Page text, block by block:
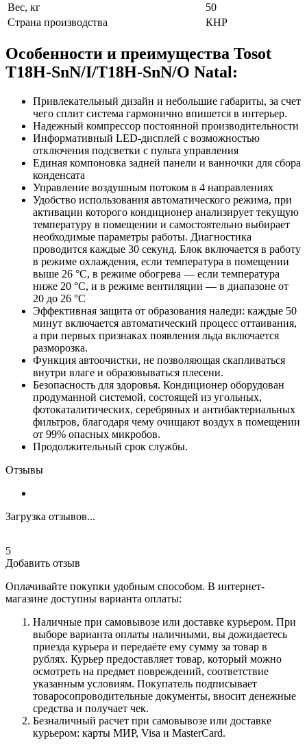
Вес, кг
50
Страна производства
КНР
Особенности и преимущества Tosot
T18H-SnN/I/T18H-SnN/O Natal:
Привлекательный дизайн и небольшие габариты, за счет
чего сплит система гармонично впишется в интерьер.
Надежный компрессор постоянной производительности
Информативный LED-дисплей с возможностью
отключения подсветки с пульта управления
Единая компоновка задней панели и ванночки для сбора
конденсата
Управление воздушным потоком в 4 направлениях
Удобство использования автоматического режима, при
активации которого кондиционер анализирует текущую
температуру в помещении и самостоятельно выбирает
необходимые параметры работы. Диагностика
проводится каждые 30 секунд. Блок включается в работу
в режиме охлаждения, если температура в помещении
выше 26 °С, в режиме обогрева — если температура
ниже 20 °С, и в режиме вентиляции — в диапазоне от
20 до 26 °С
Эффективная защита от образования наледи: каждые 50
минут включается автоматический процесс оттаивания,
а при первых признаках появления льда включается
разморозка.
Функция автоочистки, не позволяющая скапливаться
внутри влаге и образовываться плесени.
Безопасность для здоровья. Кондиционер оборудован
продуманной системой, состоящей из угольных,
фотокаталитических, серебряных и антибактериальных
фильтров, благодаря чему очищают воздух в помещении
от 99% опасных микробов.
Продолжительный срок службы.
Отзывы
Загрузка отзывов...
5
Добавить отзыв
Оплачивайте покупки удобным способом. В интернет-
магазине доступны варианта оплаты:
Наличные при самовывозе или доставке курьером. При
выборе варианта оплаты наличными, вы дожидаетесь
приезда курьера и передаёте ему сумму за товар в
рублях. Курьер предоставляет товар, который можно
осмотреть на предмет повреждений, соответствие
указанным условиям. Покупатель подписывает
товаросопроводительные документы, вносит денежные
средства и получает чек.
Безналичный расчет при самовывозе или доставке
курьером: карты МИР, Visa и MasterCard.